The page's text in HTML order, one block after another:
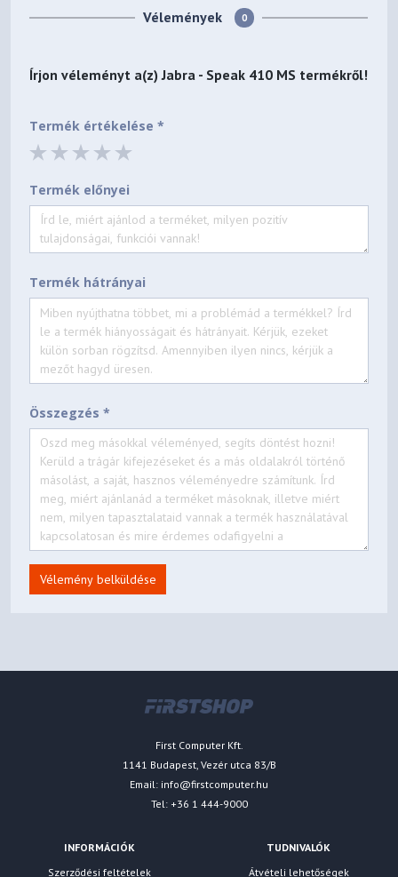
Vélemények 0
Írjon véleményt a(z)Jabra - Speak 410 MS termékről!
Termék értékelése *
Termék előnyei
Termék hátrányai
Összegzés *
Vélemény belküldése
First Computer Kft.
1141 Budapest, Vezér utca 83/B
Email: info@firstcomputer.hu
Tel: +36 1 444-9000
INFORMÁCIÓK
Szerződési feltételek
TUDNIVALÓK
Átvételi lehetőségek